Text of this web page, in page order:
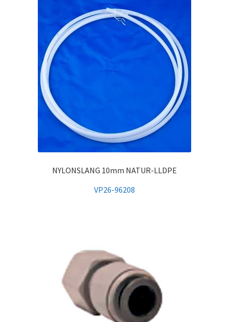
NYLONSLANG 10mm NATUR-LLDPE
VP26-96208